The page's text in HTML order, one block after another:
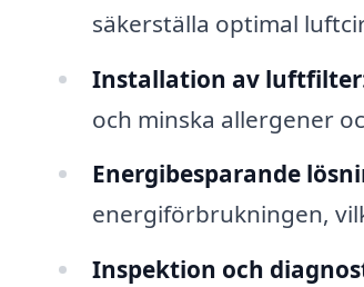
säkerställa optimal
Installation av
och minska allergener
Energibesparande
energiförbrukningen,
Inspektion och